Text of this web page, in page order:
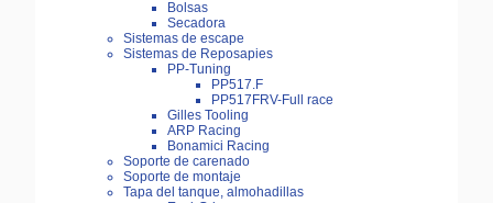
Bolsas
Secadora
Sistemas de escape
Sistemas de Reposapies
PP-Tuning
PP517.F
PP517FRV-Full race
Gilles Tooling
ARP Racing
Bonamici Racing
Soporte de carenado
Soporte de montaje
Tapa del tanque, almohadillas